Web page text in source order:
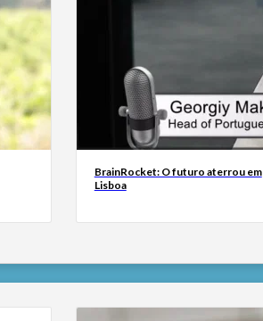
BrainRocket: O futuro aterrou em
Lisboa